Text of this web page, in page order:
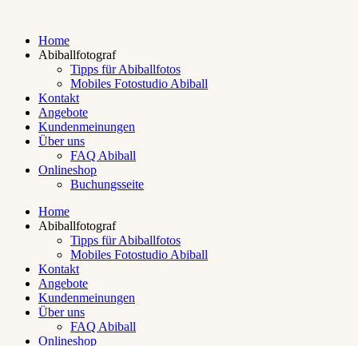
Home
Abiballfotograf
Tipps für Abiballfotos
Mobiles Fotostudio Abiball
Kontakt
Angebote
Kundenmeinungen
Über uns
FAQ Abiball
Onlineshop
Buchungsseite
Home
Abiballfotograf
Tipps für Abiballfotos
Mobiles Fotostudio Abiball
Kontakt
Angebote
Kundenmeinungen
Über uns
FAQ Abiball
Onlineshop